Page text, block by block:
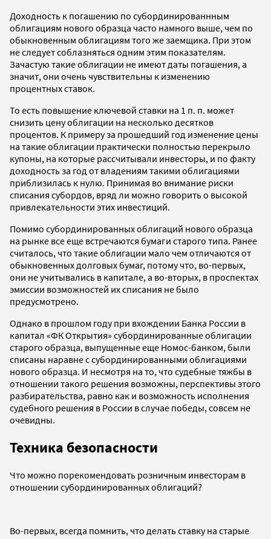
Доходность к погашению по субординированнным
облигациям нового образца часто намного выше, чем по
обыкновенным облигациям того же заемщика. При этом
не следует соблазняться одним этим показателям.
Зачастую такие облигации не имеют даты погашения, а
значит, они очень чувствительны к изменению
процентных ставок.
То есть повышение ключевой ставки на 1 п. п. может
снизить цену облигации на несколько десятков
процентов. К примеру за прошедший год изменение цены
на такие облигации практически полностью перекрыло
купоны, на которые рассчитывали инвесторы, и по факту
доходность за год от владениям такими облигациями
приблизилась к нулю. Принимая во внимание риски
списания субордов, вряд ли можно говорить о высокой
привлекательности этих инвестиций.
Помимо субординированных облигаций нового образца
на рынке все еще встречаются бумаги старого типа. Ранее
считалось, что такие облигации мало чем отличаются от
обыкновенных долговых бумаг, потому что, во-первых,
они не учитывались в капитале, а во-вторых, в проспектах
эмиссии возможностей их списания не было
предусмотрено.
Однако в прошлом году при вхождении Банка России в
капитал «ФК Открытия» субординированные облигации
старого образца, выпущенные еще Номос-банком, были
списаны наравне с субординированными облигациями
нового образца. И несмотря на то, что судебные тяжбы в
отношении такого решения возможны, перспективы этого
разбирательства, равно как и возможность исполнения
судебного решения в России в случае победы, совсем не
очевидны.
Техника безопасности
Что можно порекомендовать розничным инвесторам в
отношении субординированных облигаций?
Во-первых, всегда помнить, что делать ставку на старые